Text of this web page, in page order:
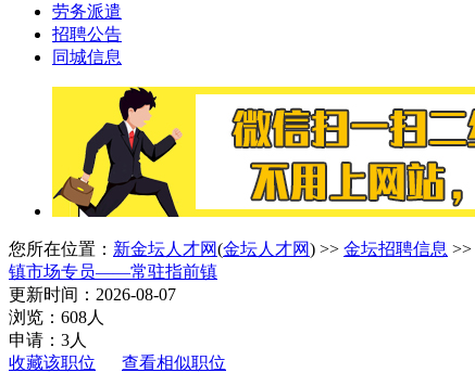
劳务派遣
招聘公告
同城信息
您所在位置： 新金坛人才网(金坛人才网) >> 金坛招聘信息 >>
镇市场专员——常驻指前镇
更新时间：2026-08-07
浏览：608人
申请：3人
收藏该职位
查看相似职位